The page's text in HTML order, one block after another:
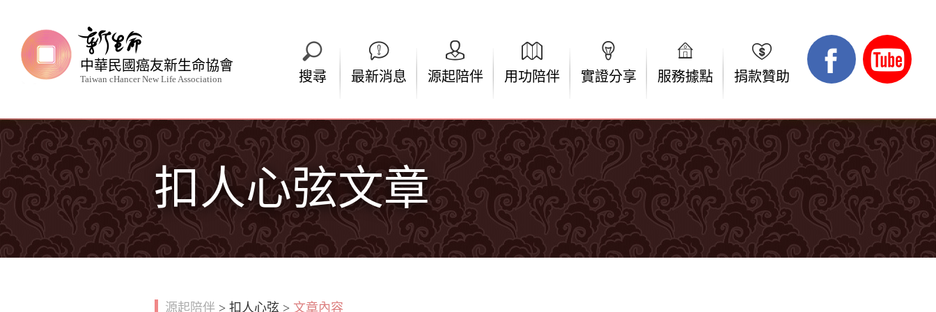
中華民國癌友新生命協會
Taiwan cHancer New Life Association 最新消息 源起陪伴 用功陪伴 實證分享 服務據點 捐款贊助
搜尋
扣人心弦文章
源起陪伴 > 扣人心弦 > 文章內容